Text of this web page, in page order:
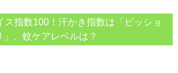
ス指数100！汗かき指数は「ビッショ
」、蚊ケアレベルは？